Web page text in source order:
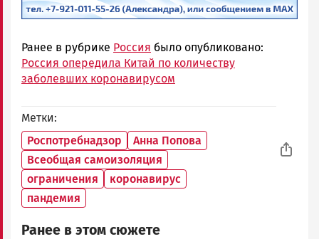
Ранее в рубрике Россия было опубликовано:
Россия опередила Китай по количеству
заболевших коронавирусом
Метки
Роспотребнадзор
Анна Попова
Всеобщая самоизоляция
ограничения
коронавирус
пандемия
Ранее в этом сюжете